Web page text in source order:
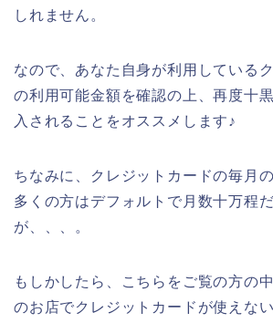
しれません。
なので、あなた自身が利用している
の利用可能金額を確認の上、再度十
入されることをオススメします♪
ちなみに、クレジットカードの毎月
多くの方はデフォルトで月数十万程
が、、、。
もしかしたら、こちらをご覧の方の
のお店でクレジットカードが使えな